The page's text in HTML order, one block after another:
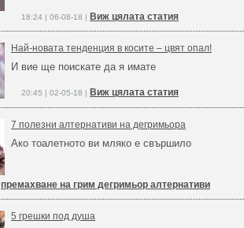
18:24 | 06-08-18 | Виж цялата статия
Най-новата тенденция в косите – цвят опал!
И вие ще поискате да я имате
20:45 | 02-05-18 | Виж цялата статия
7 полезни алтернативи на дегримьора
Ако тоалетното ви мляко е свършило
премахване на грим дегримьор алтернативи
5 грешки под душа